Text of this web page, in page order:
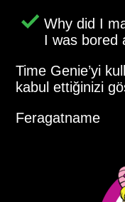
Why did I
I was bored
Time Genie’yi
kabul ettiğinizi
Feragatname